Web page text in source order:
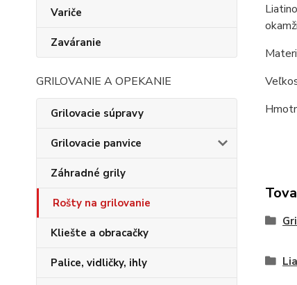
Variče
Zaváranie
GRILOVANIE A OPEKANIE
Grilovacie súpravy
Grilovacie panvice
Záhradné grily
Rošty na grilovanie
Kliešte a obracačky
Palice, vidličky, ihly